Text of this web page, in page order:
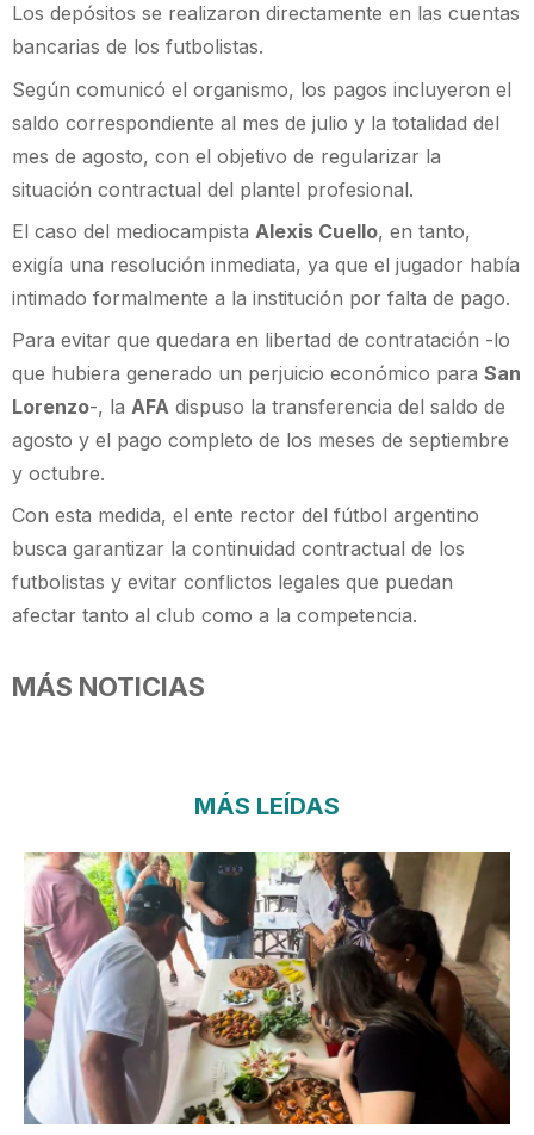
Los depósitos se realizaron directamente en las cuentas
bancarias de los futbolistas.
Según comunicó el organismo, los pagos incluyeron el
saldo correspondiente al mes de julio y la totalidad del
mes de agosto, con el objetivo de regularizar la
situación contractual del plantel profesional.
El caso del mediocampista Alexis Cuello, en tanto,
exigía una resolución inmediata, ya que el jugador había
intimado formalmente a la institución por falta de pago.
Para evitar que quedara en libertad de contratación -lo
que hubiera generado un perjuicio económico para San
Lorenzo-, la AFA dispuso la transferencia del saldo de
agosto y el pago completo de los meses de septiembre
y octubre.
Con esta medida, el ente rector del fútbol argentino
busca garantizar la continuidad contractual de los
futbolistas y evitar conflictos legales que puedan
afectar tanto al club como a la competencia.
MÁS NOTICIAS
MÁS LEÍDAS